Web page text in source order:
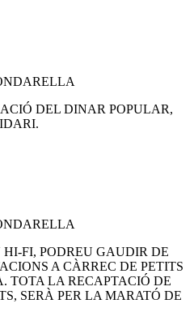
DEL DINAR POPULAR,
HI-FI, PODREU GAUDIR DE
A CÀRREC DE PETITS
TOTA LA RECAPTACIÓ DE
SERÀ PER LA MARATÓ DE